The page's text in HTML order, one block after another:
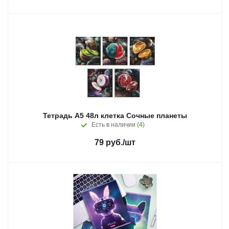
Тетрадь А5 48л клетка Сочные планеты
Есть в наличии (4)
79 руб./шт